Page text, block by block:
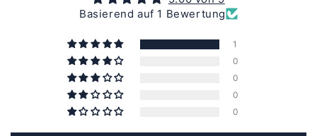
Basierend auf 1 Bewertung
1
0
0
0
0